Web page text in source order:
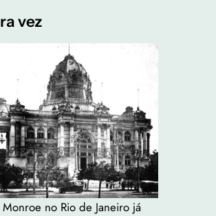
vez
Monroe no Rio de Janeiro já